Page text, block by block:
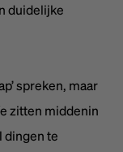
duidelijke
spreken, maar
zitten middenin
dingen te